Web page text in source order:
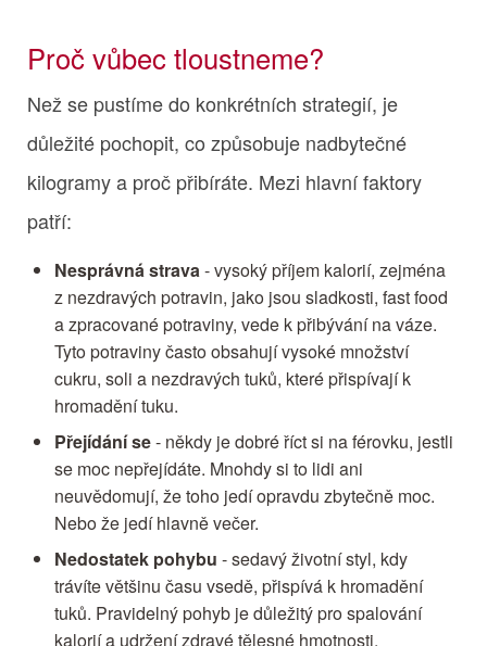
Proč vůbec tloustneme?
Než se pustíme do konkrétních strategií, je
důležité pochopit, co způsobuje nadbytečné
kilogramy a proč přibíráte. Mezi hlavní faktory
patří:
Nesprávná strava - vysoký příjem kalorií, zejména
z nezdravých potravin, jako jsou sladkosti, fast food
a zpracované potraviny, vede k přibývání na váze.
Tyto potraviny často obsahují vysoké množství
cukru, soli a nezdravých tuků, které přispívají k
hromadění tuku.
Přejídání se- někdy je dobré říct si na férovku, jestli
se moc nepřejídáte. Mnohdy si to lidi ani
neuvědomují, že toho jedí opravdu zbytečně moc.
Nebo že jedí hlavně večer.
Nedostatek pohybu - sedavý životní styl, kdy
trávíte většinu času vsedě, přispívá k hromadění
tuků. Pravidelný pohyb je důležitý pro spalování
kalorií a udržení zdravé tělesné hmotnosti.